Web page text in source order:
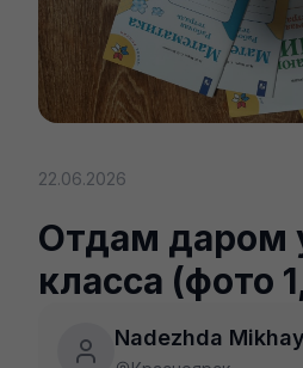
22.06.2026
Отдам даром
класса (фото
Nadezhda